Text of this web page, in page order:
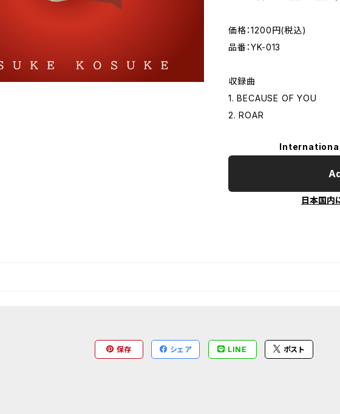
価格：1200円(税込)
品番：YK-013
収録曲
1. BECAUSE OF YOU
2. ROAR
日本国内
保存 シェア LINE ポスト